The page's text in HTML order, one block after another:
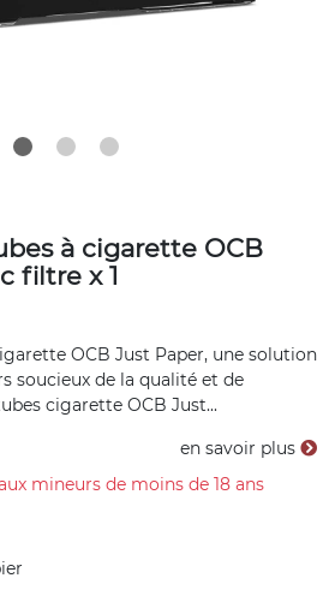
à cigarette OCB
filtre x 1
OCB Just Paper, une solution
soucieux de la qualité et de
cigarette OCB Just...
en savoir plus
mineurs de moins de 18 ans